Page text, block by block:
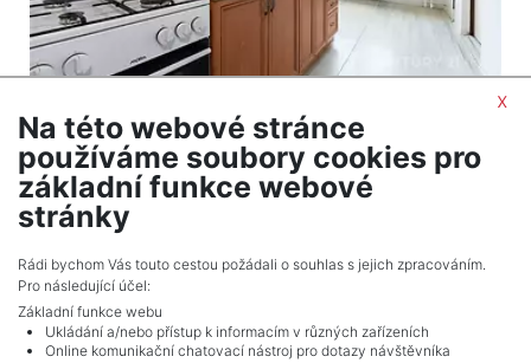
Byt na prodej / 3+1 / 80 m2
Chomutov
3 650 000 Kč (za nemovitost) Cena + provize RK
Celkem1inzerátů.
x
Na této webové stránce
používáme soubory cookies pro
základní funkce webové
stránky
Rádi bychom Vás touto cestou požádali o souhlas s jejich zpracováním.
Pro následující účel:
Základní funkce webu
Ukládání a/nebo přístup k informacím v různých zařízeních
Online komunikační chatovací nástroj pro dotazy návštěvníka